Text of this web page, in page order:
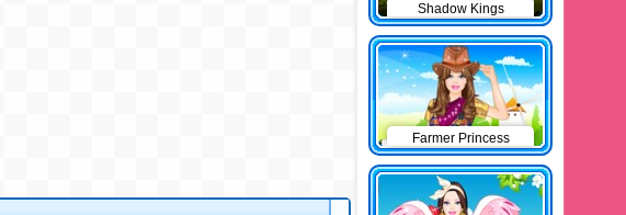
Shadow Kings
Farmer Princess